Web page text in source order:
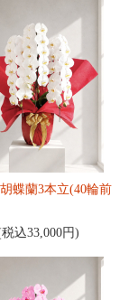
蝶蘭3本立(40輪前
込33,000円)